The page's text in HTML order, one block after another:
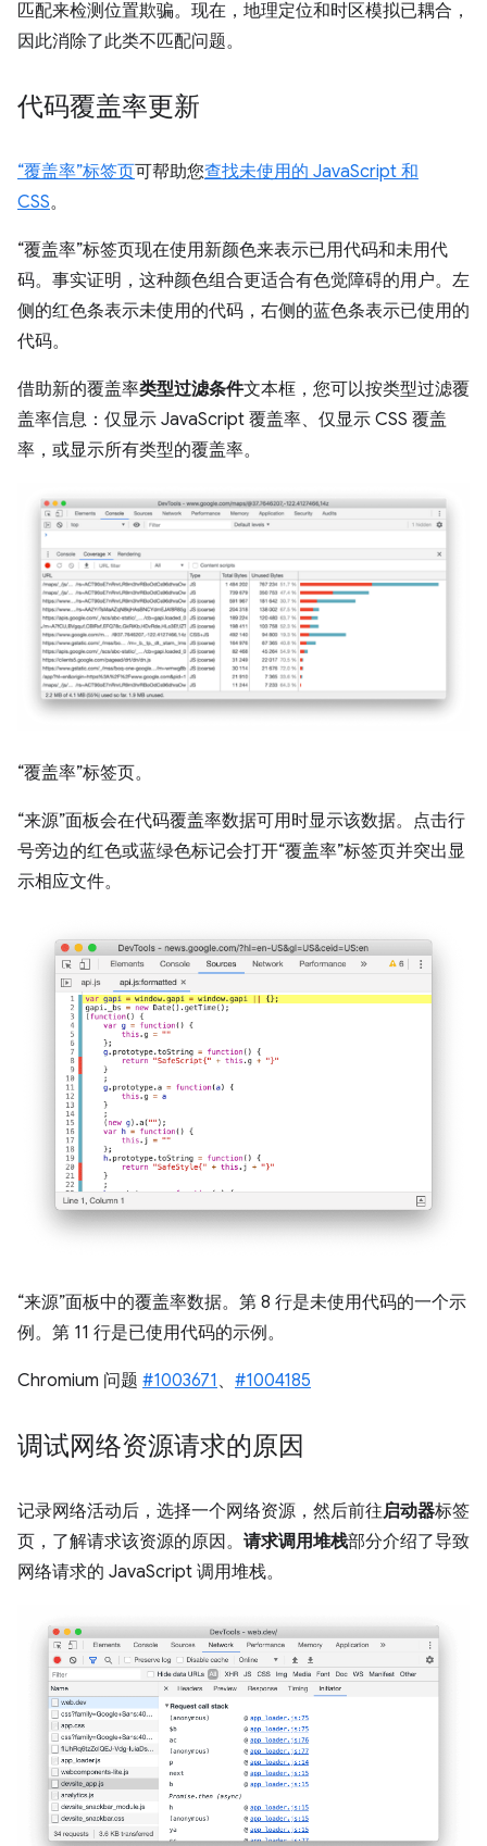
匹配来检测位置欺骗。现在，地理定位和时区模拟已耦合，
因此消除了此类不匹配问题。
代码覆盖率更新
“覆盖率”标签页可帮助您查找未使用的 JavaScript 和
CSS。
“覆盖率”标签页现在使用新颜色来表示已用代码和未用代
码。事实证明，这种颜色组合更适合有色觉障碍的用户。左
侧的红色条表示未使用的代码，右侧的蓝色条表示已使用的
代码。
借助新的覆盖率类型过滤条件文本框，您可以按类型过滤覆
盖率信息：仅显示 JavaScript 覆盖率、仅显示 CSS 覆盖
率，或显示所有类型的覆盖率。
“覆盖率”标签页。
“来源”面板会在代码覆盖率数据可用时显示该数据。点击行
号旁边的红色或蓝绿色标记会打开“覆盖率”标签页并突出显
示相应文件。
“来源”面板中的覆盖率数据。第 8 行是未使用代码的一个示
例。第 11 行是已使用代码的示例。
Chromium 问题 #1003671 、 #1004185
调试网络资源请求的原因
记录网络活动后，选择一个网络资源，然后前往启动器标签
页，了解请求该资源的原因。 请求调用堆栈部分介绍了导致
网络请求的 JavaScript 调用堆栈。